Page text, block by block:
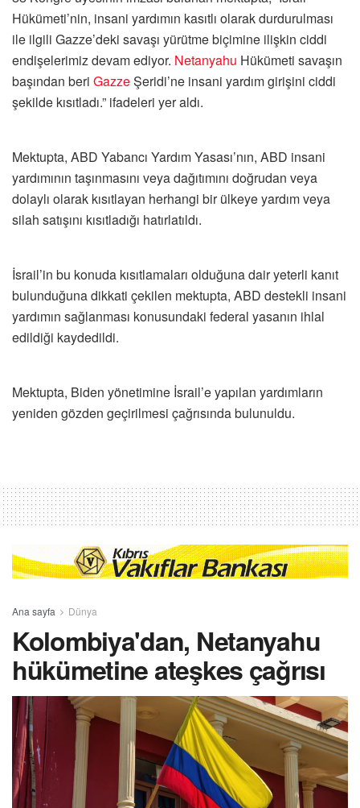
Hükümeti’nin, insani yardımın kasıtlı olarak durdurulması
ile ilgili Gazze’deki savaşı yürütme biçimine ilişkin ciddi
endişelerimiz devam ediyor. Netanyahu Hükümeti savaşın
başından beri GazzeŞeridi’ne insani yardım girişini ciddi
şekilde kısıtladı.” ifadeleri yer aldı.
Mektupta, ABD Yabancı Yardım Yasası’nın, ABD insani
yardımının taşınmasını veya dağıtımını doğrudan veya
dolaylı olarak kısıtlayan herhangi bir ülkeye yardım veya
silah satışını kısıtladığı hatırlatıldı.
İsrail’in bu konuda kısıtlamaları olduğuna dair yeterli kanıt
bulunduğuna dikkati çekilen mektupta, ABD destekli insani
yardımın sağlanması konusundaki federal yasanın ihlal
edildiği kaydedildi.
Mektupta, Biden yönetimine İsrail’e yapılan yardımların
yeniden gözden geçirilmesi çağrısında bulunuldu.
Ana sayfa Dünya
Kolombiya'dan, Netanyahu
hükümetine ateşkes çağrısı